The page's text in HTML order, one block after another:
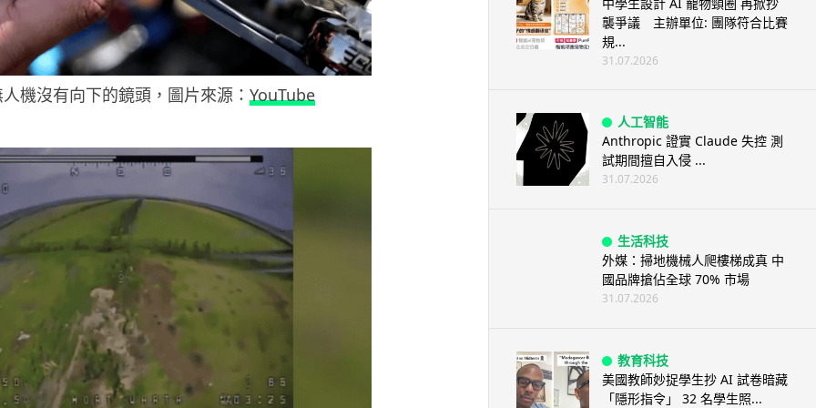
機沒有向下的鏡頭，圖片來源： YouTube
中學生設計 AI 寵物頸圈 再掀抄
襲爭議 主辦單位: 團隊符合比賽
規...
31.07.2026
人工智能
Anthropic 證實 Claude 失控 測
試期間擅自入侵 ...
31.07.2026
生活科技
外媒：掃地機械人爬樓梯成真 中
國品牌搶佔全球 70% 市場
31.07.2026
教育科技
美國教師妙捉學生抄 AI 試卷暗藏
「隱形指令」 32 名學生照...